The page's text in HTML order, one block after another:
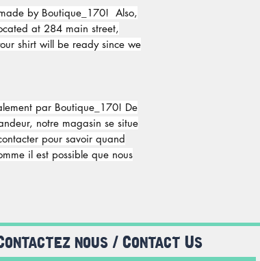
by Boutique_170! Also,
at 284 main street,
shirt will be ready since we
par Boutique_170! De
notre magasin se situe
pour savoir quand
il est possible que nous
nous / Contact Us